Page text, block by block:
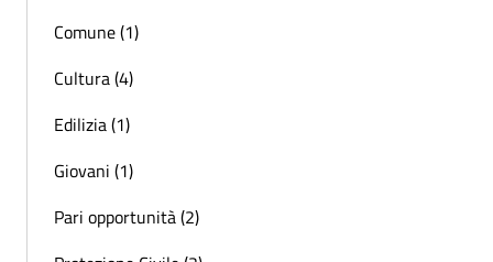
Comune (1)
Cultura (4)
Edilizia (1)
Giovani (1)
Pari opportunità (2)